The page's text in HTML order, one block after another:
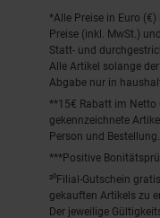
*Alle Preise in Euro (€)
Preise (inkl. MwSt.)
Statt- und
Alle Artikel solange
Abgabe nur in
**15€ Rabatt im Netto
gekennzeichnete
Person und
***Positive
²⁰Filial-Gutschein
gekauften Artikels zu
Der jeweilige